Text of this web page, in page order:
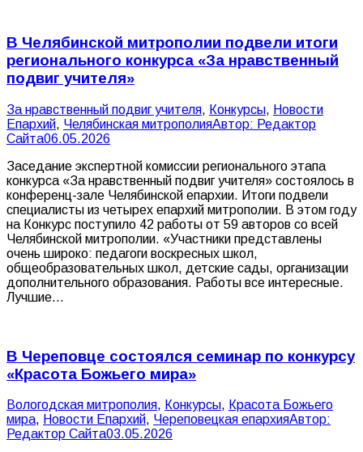
В Челябинской митрополии подвели итоги
регионального конкурса «За нравственный
подвиг учителя»
За нравственный подвиг учителя, Конкурсы, Новости
Епархий, Челябинская митрополияАвтор: Редактор
Сайта06.05.2026
Заседание экспертной комиссии регионального этапа
конкурса «За нравственный подвиг учителя» состоялось в
конференц-зале Челябинской епархии. Итоги подвели
специалисты из четырех епархий митрополии. В этом году
на Конкурс поступило 42 работы от 59 авторов со всей
Челябинской митрополии. «Участники представлены
очень широко: педагоги воскресных школ,
общеобразовательных школ, детские сады, организации
дополнительного образования. Работы все интересные.
Лучшие…
В Череповце состоялся семинар по конкурсу
«Красота Божьего мира»
Вологодская митрополия, Конкурсы, Красота Божьего
мира, Новости Епархий, Череповецкая епархияАвтор:
Редактор Сайта03.05.2026